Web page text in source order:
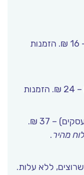
קרובה לביתך (6-9 ימי עסקים) – 16 ₪. הזמנות
שליח עד הבית (3-5 ימי עסקים) – 24 ₪. הזמנות
מהיר.
ללא עלות.